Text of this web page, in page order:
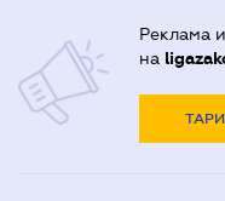
Реклама
на